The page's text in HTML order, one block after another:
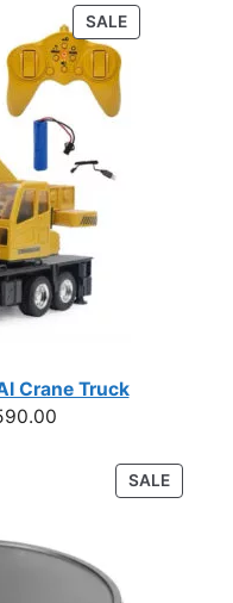
฿990.00.
SALEPRODUCT
ON
Crane Truck
฿1,590.00.
SALE
ON